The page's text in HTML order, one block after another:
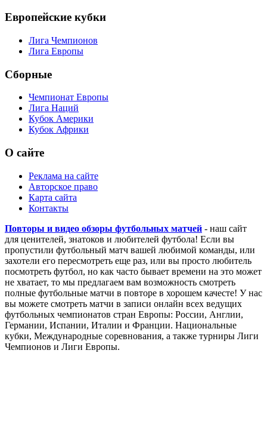
Европейские кубки
Лига Чемпионов
Лига Европы
Сборные
Чемпионат Европы
Лига Наций
Кубок Америки
Кубок Африки
О сайте
Реклама на сайте
Авторское право
Карта сайта
Контакты
Повторы и видео обзоры футбольных матчей - наш сайт
для ценителей, знатоков и любителей футбола! Если вы
пропустили футбольный матч вашей любимой команды, или
захотели его пересмотреть еще раз, или вы просто любитель
посмотреть футбол, но как часто бывает времени на это может
не хватает, то мы предлагаем вам возможность смотреть
полные футбольные матчи в повторе в хорошем качесте! У нас
вы можете смотреть матчи в записи онлайн всех ведущих
футбольных чемпионатов стран Европы: России, Англии,
Германии, Испании, Италии и Франции. Национальные
кубки, Международные соревнования, а также турниры Лиги
Чемпионов и Лиги Европы.